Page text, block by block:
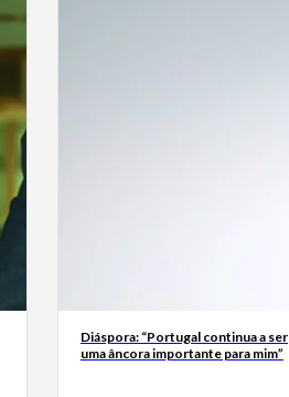
Diáspora: “Portugal continua a ser
uma âncora importante para mim”